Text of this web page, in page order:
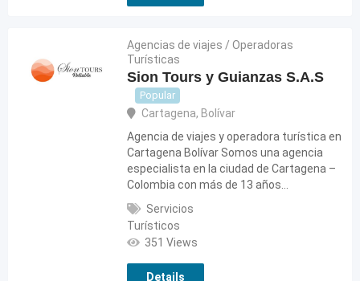
Agencias de viajes / Operadoras
Turísticas
Sion Tours y Guianzas S.A.S
Popular
Cartagena, Bolívar
Agencia de viajes y operadora turística en
Cartagena Bolívar Somos una agencia
especialista en la ciudad de Cartagena –
Colombia con más de 13 años…
Servicios
Turísticos
351 Views
Details